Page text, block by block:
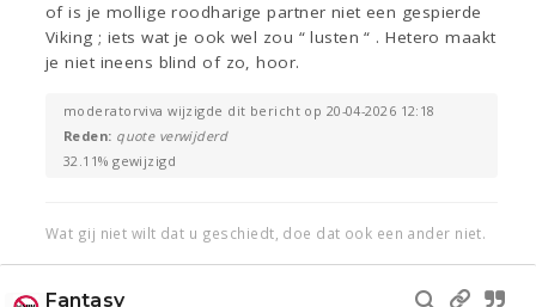
of is je mollige roodharige partner niet een gespierde
Viking ; iets wat je ook wel zou “ lusten “ . Hetero maakt
je niet ineens blind of zo, hoor.
moderatorviva wijzigde dit bericht op 20-04-2026 12:18
Reden: quote verwijderd
32.11% gewijzigd
Wat gij niet wilt dat u geschiedt, doe dat ook een ander niet.
Fantasy